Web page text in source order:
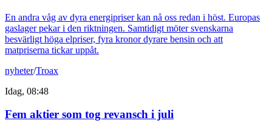
En andra våg av dyra energipriser kan nå oss redan i höst. Europas
gaslager pekar i den riktningen. Samtidigt möter svenskarna
besvärligt höga elpriser, fyra kronor dyrare bensin och att
matpriserna tickar uppåt.
nyheter/Troax
Idag, 08:48
Fem aktier som tog revansch i juli